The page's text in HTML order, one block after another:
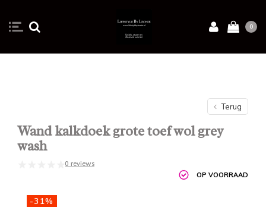
0
Terug
Wand kalkdoek grote toef wol grey
wash
0 reviews
OP VOORRAAD
-31%